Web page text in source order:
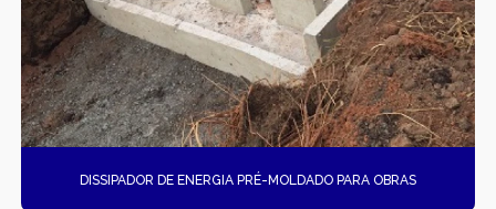
DISSIPADOR DE ENERGIA PRÉ-MOLDADO PARA OBRAS